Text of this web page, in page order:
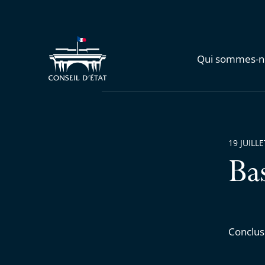
Qui sommes-
19